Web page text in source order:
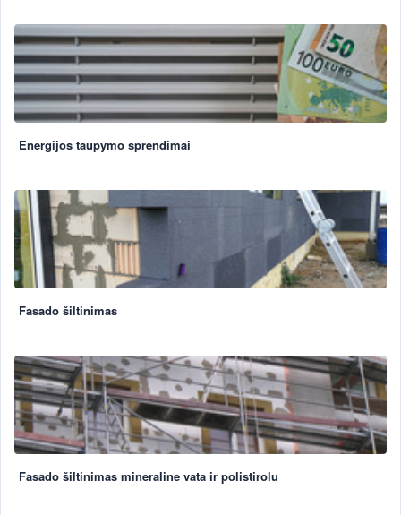
Energijos taupymo sprendimai
Fasado šiltinimas
Fasado šiltinimas mineraline vata ir polistirolu